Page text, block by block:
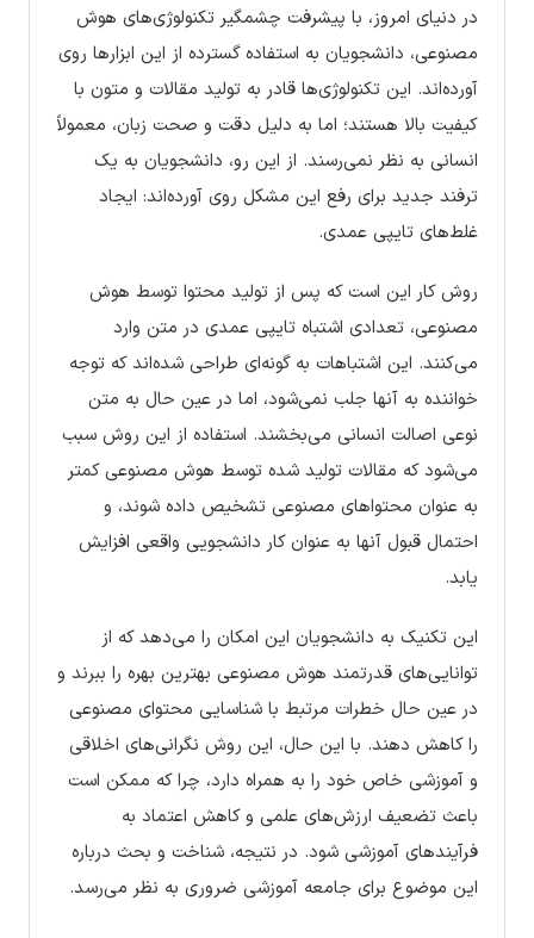
در دنیای امروز، با پیشرفت چشمگیر تکنولوژی‌های هوش
مصنوعی، دانشجویان به استفاده گسترده از این ابزارها روی
آورده‌اند. این تکنولوژی‌ها قادر به تولید مقالات و متون با
کیفیت بالا هستند؛ اما به دلیل دقت و صحت زبان، معمولاً
انسانی به نظر نمی‌رسند. از این رو، دانشجویان به یک
ترفند جدید برای رفع این مشکل روی آورده‌اند: ایجاد
غلط‌های تایپی عمدی.
روش کار این است که پس از تولید محتوا توسط هوش
مصنوعی، تعدادی اشتباه تایپی عمدی در متن وارد
می‌کنند. این اشتباهات به گونه‌ای طراحی شده‌اند که توجه
خواننده به آنها جلب نمی‌شود، اما در عین حال به متن
نوعی اصالت انسانی می‌بخشند. استفاده از این روش سبب
می‌شود که مقالات تولید شده توسط هوش مصنوعی کمتر
به عنوان محتواهای مصنوعی تشخیص داده شوند، و
احتمال قبول آنها به عنوان کار دانشجویی واقعی افزایش
یابد.
این تکنیک به دانشجویان این امکان را می‌دهد که از
توانایی‌های قدرتمند هوش مصنوعی بهترین بهره را ببرند و
در عین حال خطرات مرتبط با شناسایی محتوای مصنوعی
را کاهش دهند. با این حال، این روش نگرانی‌های اخلاقی
و آموزشی خاص خود را به همراه دارد، چرا که ممکن است
باعث تضعیف ارزش‌های علمی و کاهش اعتماد به
فرآیندهای آموزشی شود. در نتیجه، شناخت و بحث درباره
این موضوع برای جامعه آموزشی ضروری به نظر می‌رسد.